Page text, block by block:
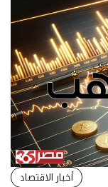
أخبار الاقتصاد